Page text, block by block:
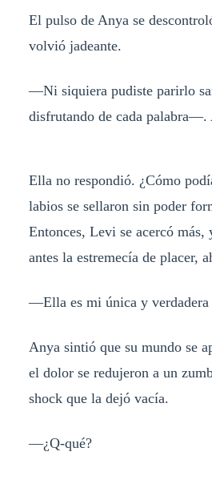
El pulso de Anya se
volvió jadeante.
—Ni siquiera pudiste parirlo
disfrutando de cada palabra—.
Ella no respondió. ¿Cómo
labios se sellaron sin poder
Entonces, Levi se acercó más,
antes la estremecía de placer,
—Ella es mi única y
Anya sintió que su mundo se
el dolor se redujeron a un
shock que la dejó vacía.
—¿Q-qué?